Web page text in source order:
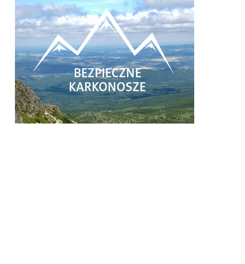
BEZPIECZNE
KARKONOSZE